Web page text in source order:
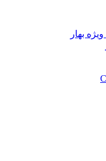
ویژه بهار